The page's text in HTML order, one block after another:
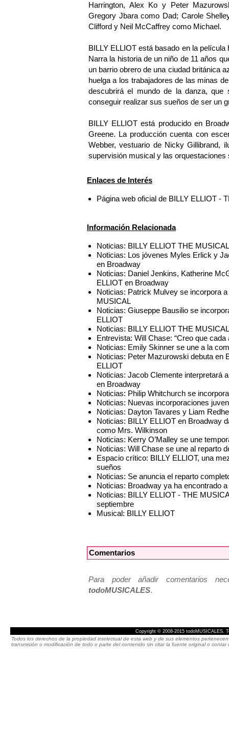
Harrington, Alex Ko y Peter
Gregory Jbara como Dad; Carole
Clifford y Neil McCaffrey como Michael.
BILLY ELLIOT está basado en la
Narra la historia de un niño de 11 años
un barrio obrero de una ciudad británica
huelga a los trabajadores de las minas
descubrirá el mundo de la danza,
conseguir realizar sus sueños de ser un
BILLY ELLIOT está producido en
Greene. La producción cuenta con
Webber, vestuario de Nicky Gillibrand,
supervisión musical y las orquestaciones
Enlaces de Interés
Página web oficial de BILLY ELLIOT -
Información Relacionada
Noticias: BILLY ELLIOT THE
Noticias: Los jóvenes Myles Erlick y
en Broadway
Noticias: Daniel Jenkins, Katherine
ELLIOT en Broadway
Noticias: Patrick Mulvey se incorpora
MUSICAL
Noticias: Giuseppe Bausilio se
ELLIOT
Noticias: BILLY ELLIOT THE
Entrevista: Will Chase: “Creo que
Noticias: Emily Skinner se une a la
Noticias: Peter Mazurowski debuta en
ELLIOT
Noticias: Jacob Clemente interpretará
en Broadway
Noticias: Philip Whitchurch se
Noticias: Nuevas incorporaciones
Noticias: Dayton Tavares y Liam
Noticias: BILLY ELLIOT en Broadway
como Mrs. Wilkinson
Noticias: Kerry O’Malley se une
Noticias: Will Chase se une al reparto
Espacio crítico: BILLY ELLIOT, una
sueños
Noticias: Se anuncia el reparto
Noticias: Broadway ya ha encontrado
Noticias: BILLY ELLIOT - THE
septiembre
Musical: BILLY ELLIOT
Comentarios
Para poder añadir comentarios
todoMUSICALES.
Copyright © 2008-2015 todoMUSICALES.
Todos los derechos de la propiedad intelectual de esta web y de sus elementos
transmisión o modificación de todo o parte del contenido sin citar la fuente original o